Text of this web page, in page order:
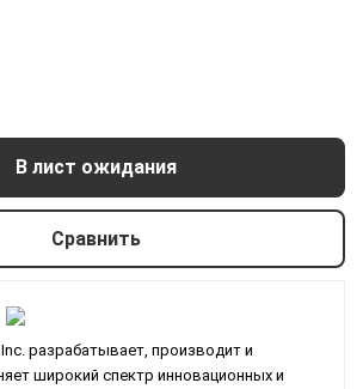
В лист ожидания
Сравнить
разрабатывает, производит и
широкий спектр инновационных и